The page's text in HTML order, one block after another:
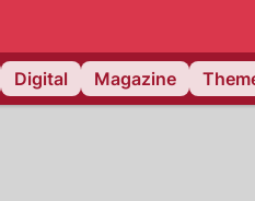
Digital Magazine